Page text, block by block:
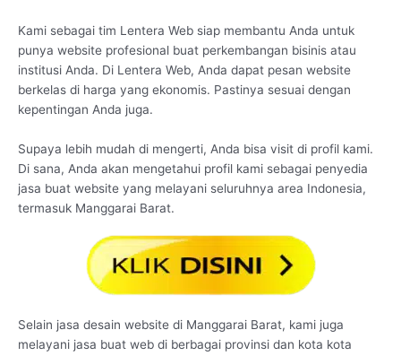
Kami sebagai tim Lentera Web siap membantu Anda untuk
punya website profesional buat perkembangan bisinis atau
institusi Anda. Di Lentera Web, Anda dapat pesan website
berkelas di harga yang ekonomis. Pastinya sesuai dengan
kepentingan Anda juga.
Supaya lebih mudah di mengerti, Anda bisa visit di profil kami.
Di sana, Anda akan mengetahui profil kami sebagai penyedia
jasa buat website yang melayani seluruhnya area Indonesia,
termasuk Manggarai Barat.
Selain jasa desain website di Manggarai Barat, kami juga
melayani jasa buat web di berbagai provinsi dan kota kota